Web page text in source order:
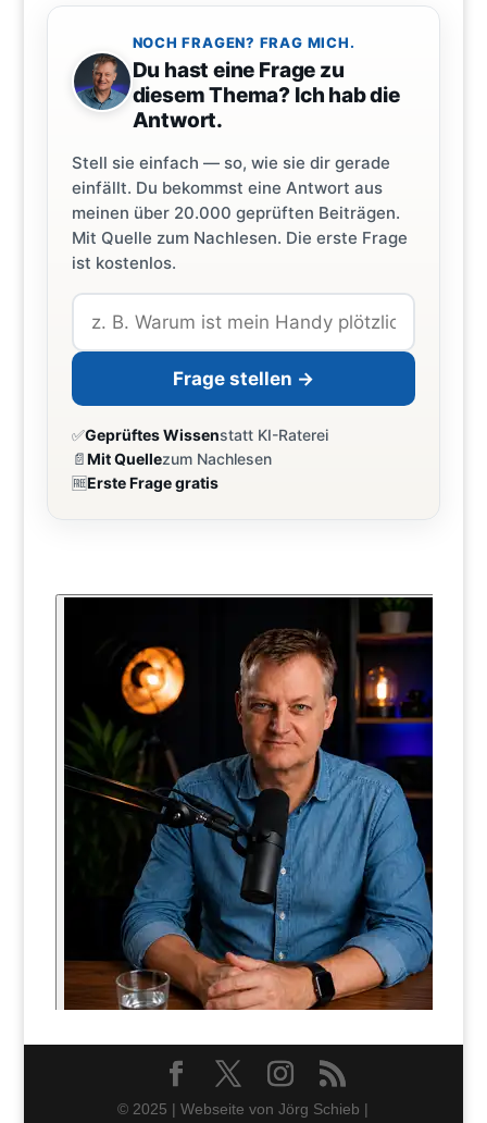
NOCH FRAGEN? FRAG MICH.
Du hast eine Frage zu
diesem Thema? Ich hab die
Antwort.
Stell sie einfach — so, wie sie dir gerade
einfällt. Du bekommst eine Antwort aus
meinen über 20.000 geprüften Beiträgen.
Mit Quelle zum Nachlesen. Die erste Frage
ist kostenlos.
Frage stellen →
✅Geprüftes Wissenstatt KI-Raterei
📄Mit Quellezum Nachlesen
🆓Erste Frage gratis
© 2025 | Webseite von Jörg Schieb |